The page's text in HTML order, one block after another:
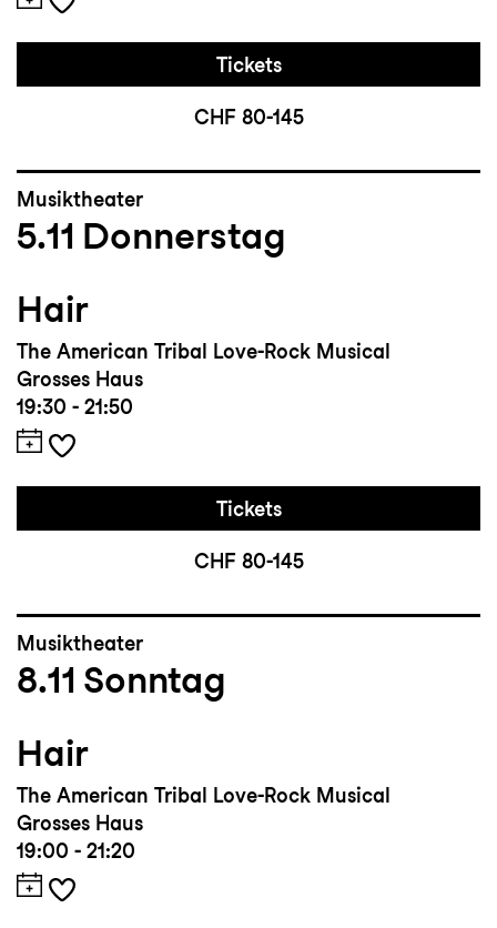
Tickets
CHF 80-145
Musiktheater
5.11 Donnerstag
Hair
The American Tribal Love-Rock Musical
Grosses Haus
19:30 - 21:50
Tickets
CHF 80-145
Musiktheater
8.11 Sonntag
Hair
The American Tribal Love-Rock Musical
Grosses Haus
19:00 - 21:20